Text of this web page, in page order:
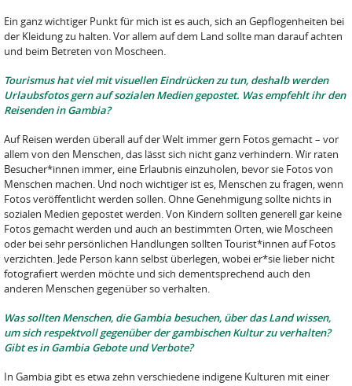
Ein ganz wichtiger Punkt für mich ist es auch, sich an Gepflogenheiten bei
der Kleidung zu halten. Vor allem auf dem Land sollte man darauf achten
und beim Betreten von Moscheen.
Tourismus hat viel mit visuellen Eindrücken zu tun, deshalb werden
Urlaubsfotos gern auf sozialen Medien gepostet. Was empfehlt ihr den
Reisenden in Gambia?
Auf Reisen werden überall auf der Welt immer gern Fotos gemacht – vor
allem von den Menschen, das lässt sich nicht ganz verhindern. Wir raten
Besucher*innen immer, eine Erlaubnis einzuholen, bevor sie Fotos von
Menschen machen. Und noch wichtiger ist es, Menschen zu fragen, wenn
Fotos veröffentlicht werden sollen. Ohne Genehmigung sollte nichts in
sozialen Medien gepostet werden. Von Kindern sollten generell gar keine
Fotos gemacht werden und auch an bestimmten Orten, wie Moscheen
oder bei sehr persönlichen Handlungen sollten Tourist*innen auf Fotos
verzichten. Jede Person kann selbst überlegen, wobei er*sie lieber nicht
fotografiert werden möchte und sich dementsprechend auch den
anderen Menschen gegenüber so verhalten.
Was sollten Menschen, die Gambia besuchen, über das Land wissen,
um sich respektvoll gegenüber der gambischen Kultur zu verhalten?
Gibt es in Gambia Gebote und Verbote?
In Gambia gibt es etwa zehn verschiedene indigene Kulturen mit einer